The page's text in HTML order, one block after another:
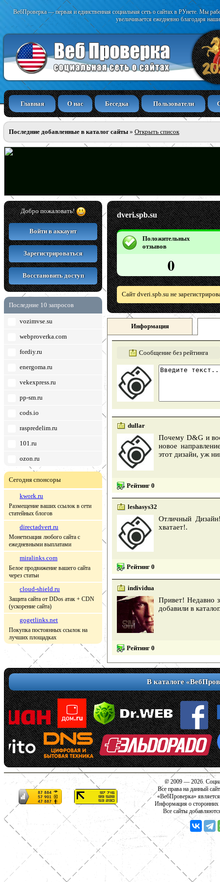
ВебПроверка — первая и единственная социальная сеть о сайтах в РУнете. Мы
увеличивается ежедневно благодаря
Главная О нас Беседка Пользователи
Последние добавленные в каталог сайты » Открыть список
Добро пожаловать!
Войти в аккаунт
Зарегистрироваться
Восстановить доступ
Последние 10 запросов
vozimvse.su
webproverka.com
fordiy.ru
energoma.ru
vekexpress.ru
pp-sm.ru
cods.io
raspredelim.ru
101.ru
ozon.ru
Сегодня спонсоры
kwork.ru
Размещение ваших ссылок в сети
статейных блогов
directadvert.ru
Монетизация любого сайта с
ежедневными выплатами
miralinks.com
Белое продвижение вашего сайта
через статьи
cloud-shield.ru
Защита сайта от DDos атак + CDN
(ускорение сайта)
gogetlinks.net
Покупка постоянных ссылок на
лучших площадках
dveri.spb.su
Положительных
отзывов
0
Сайт dveri.spb.su не
Информация
Сообщение без рейтинга
dullar
Почему D&G и
новое
этот дизайн, уж
Рейтинг 0
leshasys32
Отличный
хватает!.
Рейтинг 0
individua
Привет! Недавно
добавили в
Рейтинг 0
В каталоге
© 2009 — 2026.
Все права на данный
«ВебПроверка»
Информация о сторонних
Все сайты